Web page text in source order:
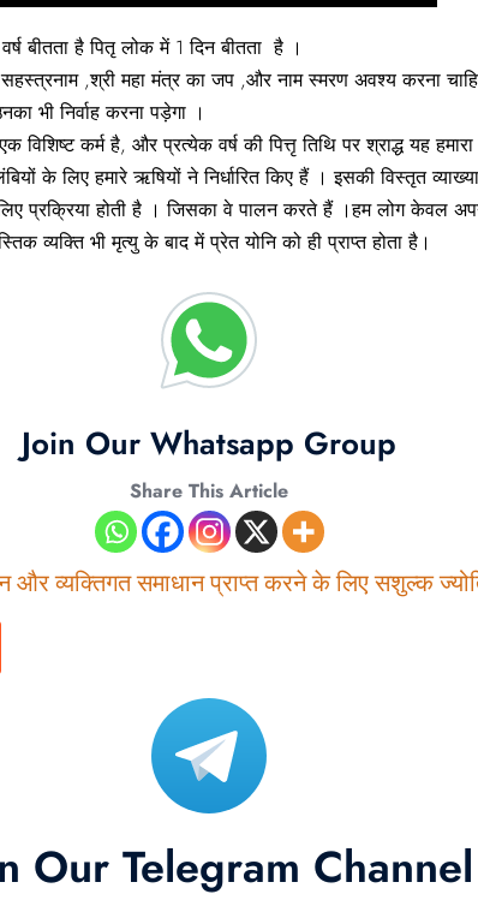
बीतता है पितृ लोक में 1 दिन बीतता है ।
सहस्त्रनाम ,श्री महा मंत्र का जप ,और नाम स्मरण अवश्य करना
भी निर्वाह करना पड़ेगा ।
कर्म है, और प्रत्येक वर्ष की पित्तृ तिथि पर श्राद्ध यह
के लिए हमारे ऋषियों ने निर्धारित किए हैं । इसकी विस्तृत
प्रक्रिया होती है । जिसका वे पालन करते हैं ।हम लोग केवल
व्यक्ति भी मृत्यु के बाद में प्रेत योनि को ही प्राप्त होता है।
Join Our Whatsapp Group
Share This Article
और व्यक्तिगत समाधान प्राप्त करने के लिए सशुल्क
Our Telegram Channel